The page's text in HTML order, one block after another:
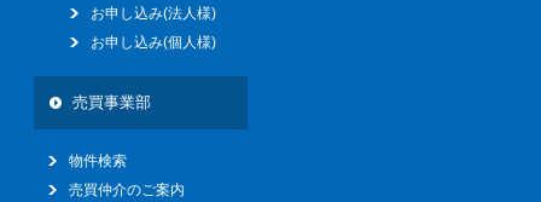
お申し込み(法人様)
お申し込み(個人様)
売買事業部
物件検索
売買仲介のご案内